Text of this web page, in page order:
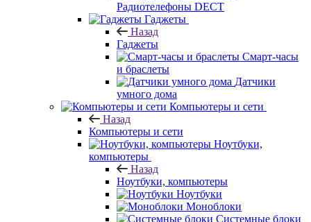
Радиотелефоны DECT
Гаджеты
Назад
Гаджеты
Смарт-часы
и браслеты
Датчики
умного дома
Компьютеры и сети
Назад
Компьютеры и сети
Ноутбуки,
компьютеры
Назад
Ноутбуки, компьютеры
Ноутбуки
Моноблоки
Системные блоки